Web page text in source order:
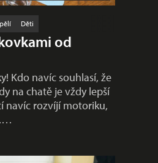
Děti
od
Kdo navíc souhlasí, že
na chatě je vždy lepší
navíc rozvíjí motoriku,